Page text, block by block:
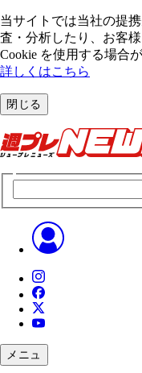
当サイトでは当社の提
査・分析したり、お客
Cookie を使⽤する場合
詳しくはこちら
閉じる
メニュ